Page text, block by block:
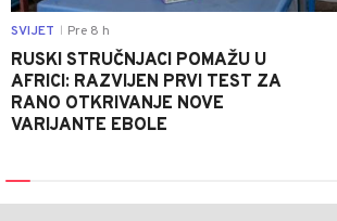
SVIJET Pre 8 h
RUSKI STRUČNJACI POMAŽU U
AFRICI: RAZVIJEN PRVI TEST ZA
RANO OTKRIVANJE NOVE
VARIJANTE EBOLE